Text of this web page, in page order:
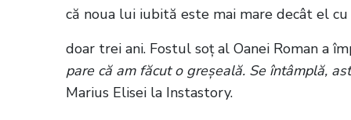
că noua lui iubită este mai mare decât el cu
doar trei ani. Fostul soț al Oanei Roman a
pare că am făcut o greșeală. Se întâmplă,
Marius Elisei la Instastory.